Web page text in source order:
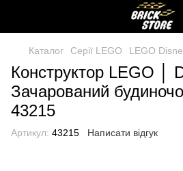
Каталог Серії LEGO LEGO
Конструктор LEGO │
Зачарований
43215
Артикул: 43215 Написати відгук